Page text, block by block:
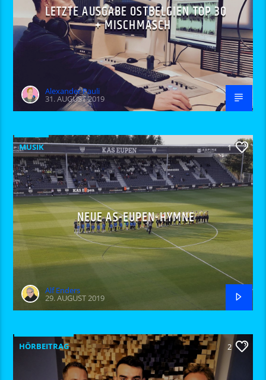
LETZTE AUSGABE OSTBELGIEN TOP 30
+ MISCHMASCH
Alexander Pauli
31. AUGUST 2019
MUSIK 1
NEUE AS-EUPEN-HYMNE
Alf Enders
29. AUGUST 2019
HÖRBEITRAG 2